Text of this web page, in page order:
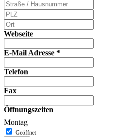
Webseite
E-Mail Adresse *
Telefon
Fax
Öffnungszeiten
Montag